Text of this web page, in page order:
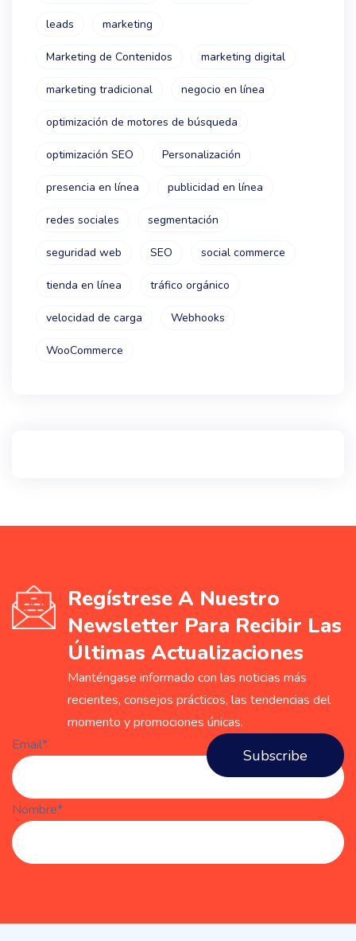
leads marketing
Marketing de Contenidos marketing digital
marketing tradicional negocio en línea
optimización de motores de búsqueda
optimización SEO Personalización
presencia en línea publicidad en línea
redes sociales segmentación
seguridad web SEO social commerce
tienda en línea tráfico orgánico
velocidad de carga Webhooks
WooCommerce
Regístrese A Nuestro
Newsletter Para Recibir Las
Últimas Actualizaciones
Manténgase informado con las noticias más
recientes, consejos prácticos, las tendencias del
momento y promociones únicas.
Email*
Nombre*